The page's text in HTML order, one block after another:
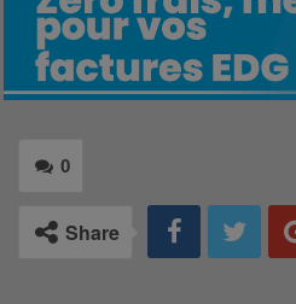
0
Share